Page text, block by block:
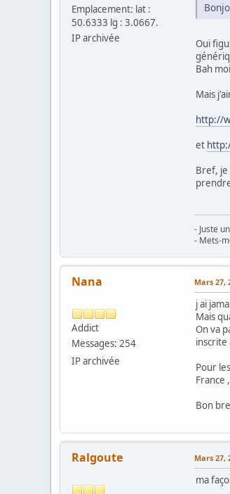
Emplacement: lat :
50.6333 lg : 3.0667.
IP archivée
Oui
Bah
Mais
http://
et
Bref,
- Juste
- Mets-
Nana
Addict
Messages: 254
IP archivée
Mars 27,
j ai
Mais
On va
inscrite
Pour
France
Bon
Ralgoute Mars 27,
ma